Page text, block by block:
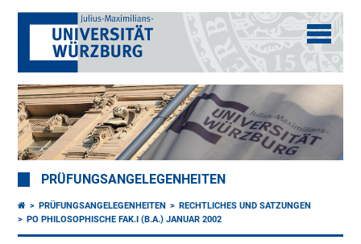
PRÜFUNGSANGELEGENHEITEN
PRÜFUNGSANGELEGENHEITEN
RECHTLICHES UND SATZUNGEN
PO PHILOSOPHISCHE FAK.I (B.A.) JANUAR 2002